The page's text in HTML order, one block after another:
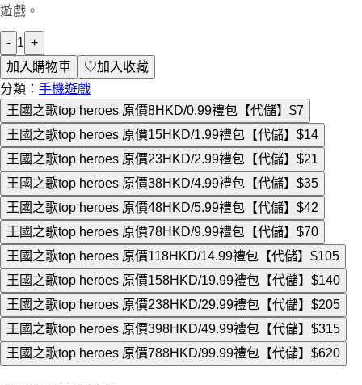
遊戲。
- 1 +
加入購物車
♡加入收藏
分類： 手機遊戲
王國之歌top heroes 原價8HKD/0.99禮包【代儲】 $7
王國之歌top heroes 原價15HKD/1.99禮包【代儲】 $14
王國之歌top heroes 原價23HKD/2.99禮包【代儲】 $21
王國之歌top heroes 原價38HKD/4.99禮包【代儲】 $35
王國之歌top heroes 原價48HKD/5.99禮包【代儲】 $42
王國之歌top heroes 原價78HKD/9.99禮包【代儲】 $70
王國之歌top heroes 原價118HKD/14.99禮包【代儲】 $105
王國之歌top heroes 原價158HKD/19.99禮包【代儲】 $140
王國之歌top heroes 原價238HKD/29.99禮包【代儲】 $205
王國之歌top heroes 原價398HKD/49.99禮包【代儲】 $315
王國之歌top heroes 原價788HKD/99.99禮包【代儲】 $620